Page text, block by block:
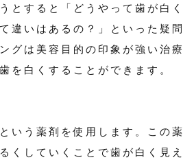
とすると「どうやって歯が白く
違いはあるの？」といった疑問
グは美容目的の印象が強い治療
を白くすることができます。
いう薬剤を使用します。この薬
くしていくことで歯が白く見え